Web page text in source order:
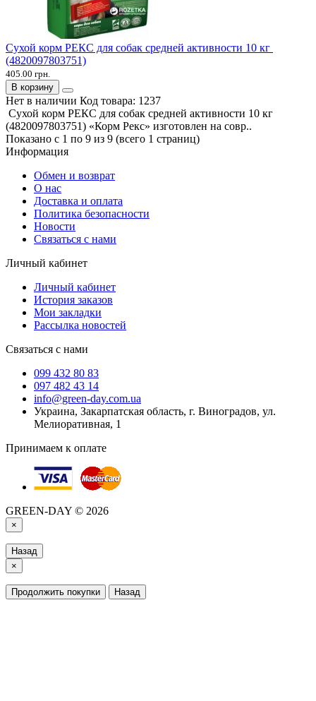
Сухой корм РЕКС для собак средней активности 10 кг
(4820097803751)
405.00 грн.
В корзину
Нет в наличии Код товара: 1237
Сухой корм РЕКС для собак средней активности 10 кг
(4820097803751) «Корм Рекс» изготовлен на совр..
Показано с 1 по 9 из 9 (всего 1 страниц)
Информация
Обмен и возврат
О нас
Доставка и оплата
Политика безопасности
Новости
Связаться с нами
Личный кабинет
Личный кабинет
История заказов
Мои закладки
Рассылка новостей
Связаться с нами
099 432 80 83
097 482 43 14
info@green-day.com.ua
Украина, Закарпатская область, г. Виноградов, ул.
Мелиоративная, 1
Принимаем к оплате
GREEN-DAY © 2026
×
Назад
×
Продолжить покупки Назад